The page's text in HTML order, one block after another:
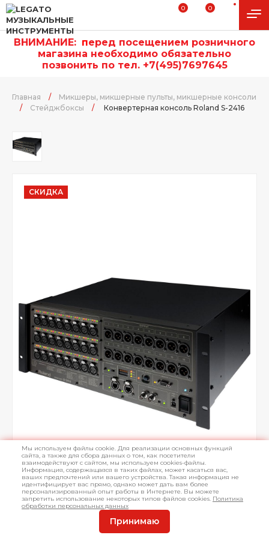
0 0
ВНИМАНИЕ: перед посещением розничного
магазина необходимо обязательно
позвонить по тел. +7(495)7697645
Главная /
Микшеры, микшерные пульты, микшерные консоли
/
Стейджбоксы / Конвертерная консоль Roland S-2416
СКИДКА
Мы используем файлы cookie. Для реализации основных функций
сайта, а также для сбора данных о том, как посетители
взаимодействуют с сайтом, мы используем cookies-файлы.
Информация, содержащаяся в таких файлах, может касаться вас,
ваших предпочтений или вашего устройства. Такая информация не
идентифицирует вас прямо, однако может дать вам более
персонализированный опыт работы в Интернете. Вы можете
запретить использование некоторых типов файлов cookies. Политика
обработки персональных данных
Принимаю